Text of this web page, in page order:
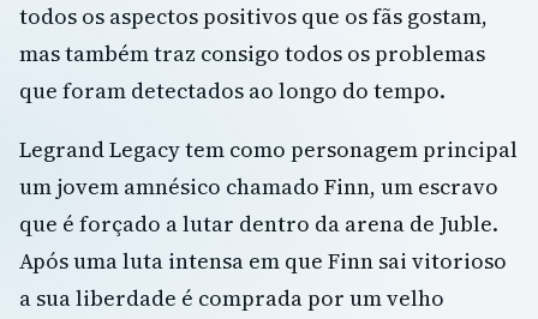
todos os aspectos positivos que os fãs gostam,
mas também traz consigo todos os problemas
que foram detectados ao longo do tempo.
Legrand Legacy tem como personagem principal
um jovem amnésico chamado Finn, um escravo
que é forçado a lutar dentro da arena de Juble.
Após uma luta intensa em que Finn sai vitorioso
a sua liberdade é comprada por um velho